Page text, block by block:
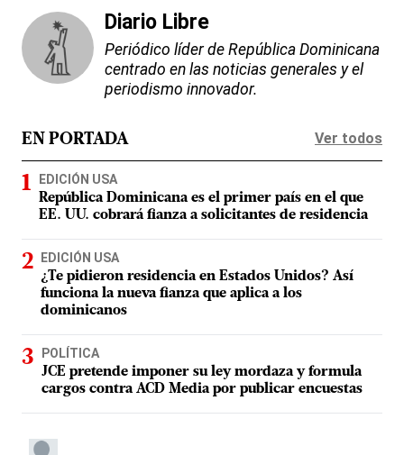
Diario Libre
Periódico líder de República Dominicana
centrado en las noticias generales y el
periodismo innovador.
EN PORTADA Ver todos
EDICIÓN USA
República Dominicana es el primer país en el que
EE. UU. cobrará fianza a solicitantes de residencia
EDICIÓN USA
¿Te pidieron residencia en Estados Unidos? Así
funciona la nueva fianza que aplica a los
dominicanos
POLÍTICA
JCE pretende imponer su ley mordaza y formula
cargos contra ACD Media por publicar encuestas